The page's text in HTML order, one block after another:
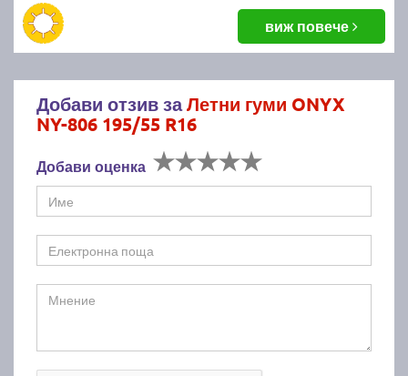
виж повече
Добави отзив заЛетни гуми ONYX
NY-806 195/55 R16
Добави оценка